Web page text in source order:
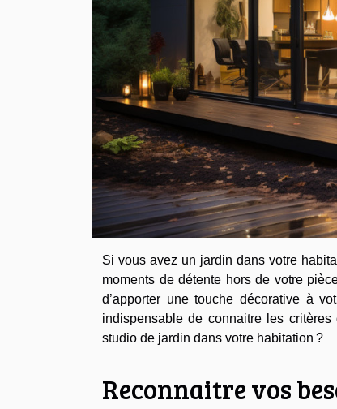
Si vous avez un jardin dans votre
moments de détente hors de votre
d’apporter une touche décorative à
indispensable de connaitre les critères
studio de jardin dans votre habitation ?
Reconnaitre vos